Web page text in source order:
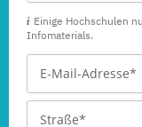
Einige Hochschulen
Infomaterials.